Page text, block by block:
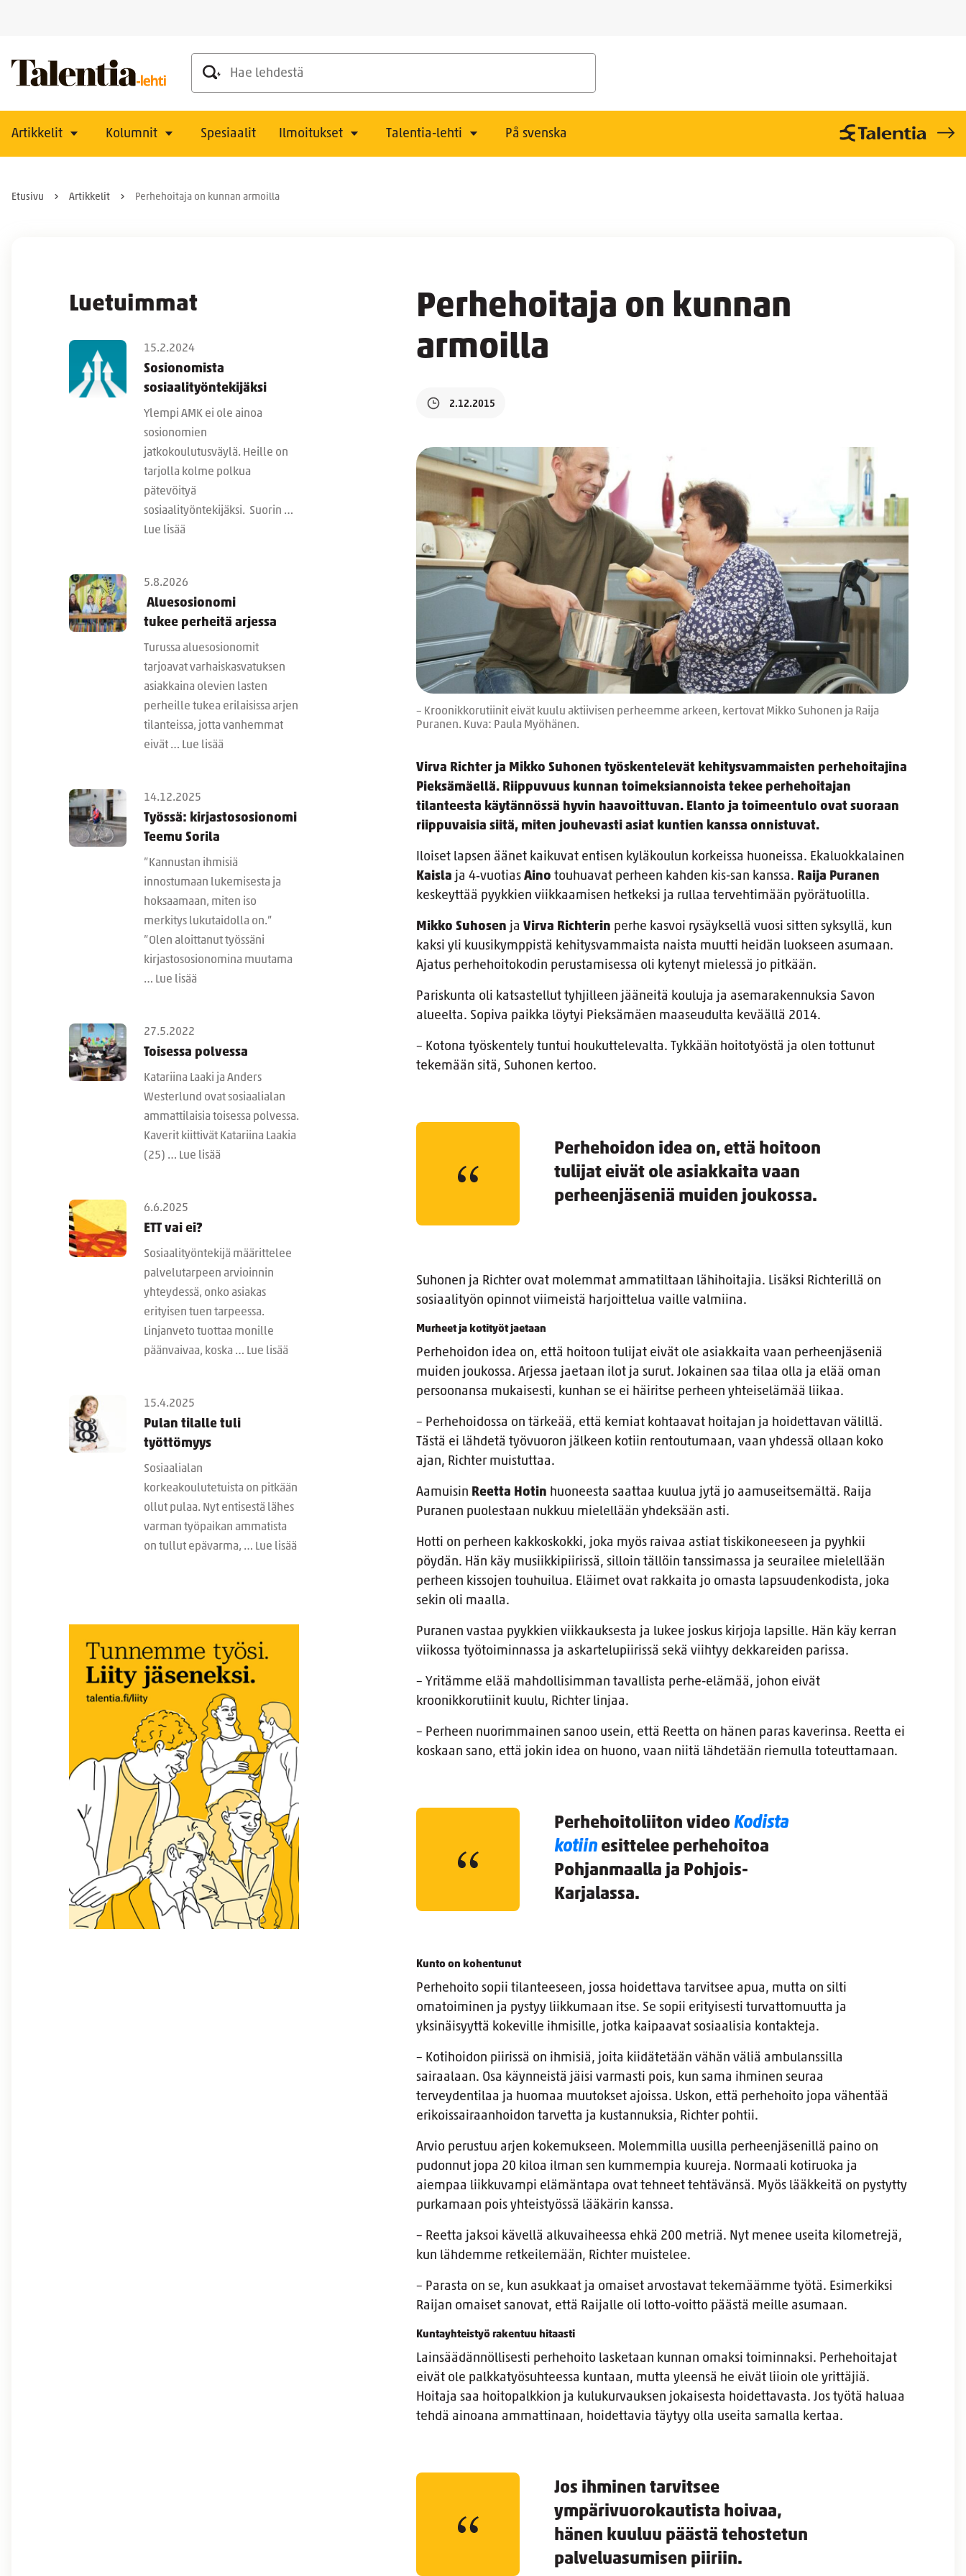
Hae lehdestä
Artikkelit Kolumnit Spesiaalit Ilmoitukset Talentia-lehti På svenska
Etusivu Artikkelit Perhehoitaja on kunnan armoilla
Luetuimmat
15.2.2024
Sosionomista
sosiaalityöntekijäksi
Ylempi AMK ei ole ainoa
sosionomien
jatkokoulutusväylä. Heille on
tarjolla kolme polkua
pätevöityä
sosiaalityöntekijäksi. Suorin …
Lue lisää
5.8.2026
Aluesosionomi
tukee perheitä arjessa
Turussa aluesosionomit
tarjoavat varhaiskasvatuksen
asiakkaina olevien lasten
perheille tukea erilaisissa arjen
tilanteissa, jotta vanhemmat
eivät … Lue lisää
14.12.2025
Työssä: kirjastososionomi
Teemu Sorila
”Kannustan ihmisiä
innostumaan lukemisesta ja
hoksaamaan, miten iso
merkitys lukutaidolla on.”
”Olen aloittanut työssäni
kirjastososionomina muutama
… Lue lisää
27.5.2022
Toisessa polvessa
Katariina Laaki ja Anders
Westerlund ovat sosiaalialan
ammattilaisia toisessa polvessa.
Kaverit kiittivät Katariina Laakia
(25) … Lue lisää
6.6.2025
ETT vai ei?
Sosiaalityöntekijä määrittelee
palvelutarpeen arvioinnin
yhteydessä, onko asiakas
erityisen tuen tarpeessa.
Linjanveto tuottaa monille
päänvaivaa, koska … Lue lisää
15.4.2025
Pulan tilalle tuli
työttömyys
Sosiaalialan
korkeakoulutetuista on pitkään
ollut pulaa. Nyt entisestä lähes
varman työpaikan ammatista
on tullut epävarma, … Lue lisää
Perhehoitaja on kunnan
armoilla
2.12.2015
– Kroonikkorutiinit eivät kuulu aktiivisen perheemme arkeen, kertovat Mikko Suhonen ja Raija
Puranen. Kuva: Paula Myöhänen.
Virva Richter ja Mikko Suhonen työskentelevät kehitysvammaisten perhehoitajina
Pieksämäellä. Riippuvuus kunnan toimeksiannoista tekee perhehoitajan
tilanteesta käytännössä hyvin haavoittuvan. Elanto ja toimeentulo ovat suoraan
riippuvaisia siitä, miten jouhevasti asiat kuntien kanssa onnistuvat.
Iloiset lapsen äänet kaikuvat entisen kyläkoulun korkeissa huoneissa. Ekaluokkalainen
Kaisla ja 4‑vuotias Aino touhuavat perheen kahden kis-san kanssa. Raija Puranen
keskeyttää pyykkien viikkaamisen hetkeksi ja rullaa tervehtimään pyörätuolilla.
Mikko Suhosen ja Virva Richterin perhe kasvoi rysäyksellä vuosi sitten syksyllä, kun
kaksi yli kuusikymppistä kehitysvammaista naista muutti heidän luokseen asumaan.
Ajatus perhehoitokodin perustamisessa oli kytenyt mielessä jo pitkään.
Pariskunta oli katsastellut tyhjilleen jääneitä kouluja ja asemarakennuksia Savon
alueelta. Sopiva paikka löytyi Pieksämäen maaseudulta keväällä 2014.
– Kotona työskentely tuntui houkuttelevalta. Tykkään hoitotyöstä ja olen tottunut
tekemään sitä, Suhonen kertoo.
Perhehoidon idea on, että hoitoon
tulijat eivät ole asiakkaita vaan
perheenjäseniä muiden joukossa.
Suhonen ja Richter ovat molemmat ammatiltaan lähihoitajia. Lisäksi Richterillä on
sosiaalityön opinnot viimeistä harjoittelua vaille valmiina.
Murheet ja kotityöt jaetaan
Perhehoidon idea on, että hoitoon tulijat eivät ole asiakkaita vaan perheenjäseniä
muiden joukossa. Arjessa jaetaan ilot ja surut. Jokainen saa tilaa olla ja elää oman
persoonansa mukaisesti, kunhan se ei häiritse perheen yhteiselämää liikaa.
– Perhehoidossa on tärkeää, että kemiat kohtaavat hoitajan ja hoidettavan välillä.
Tästä ei lähdetä työvuoron jälkeen kotiin rentoutumaan, vaan yhdessä ollaan koko
ajan, Richter muistuttaa.
Aamuisin Reetta Hotin huoneesta saattaa kuulua jytä jo aamuseitsemältä. Raija
Puranen puolestaan nukkuu mielellään yhdeksään asti.
Hotti on perheen kakkoskokki, joka myös raivaa astiat tiskikoneeseen ja pyyhkii
pöydän. Hän käy musiikkipiirissä, silloin tällöin tanssimassa ja seurailee mielellään
perheen kissojen touhuilua. Eläimet ovat rakkaita jo omasta lapsuudenkodista, joka
sekin oli maalla.
Puranen vastaa pyykkien viikkauksesta ja lukee joskus kirjoja lapsille. Hän käy kerran
viikossa työtoiminnassa ja askartelupiirissä sekä viihtyy dekkareiden parissa.
– Yritämme elää mahdollisimman tavallista perhe-elämää, johon eivät
kroonikkorutiinit kuulu, Richter linjaa.
– Perheen nuorimmainen sanoo usein, että Reetta on hänen paras kaverinsa. Reetta ei
koskaan sano, että jokin idea on huono, vaan niitä lähdetään riemulla toteuttamaan.
Perhehoitoliiton video Kodista
kotiin esittelee perhehoitoa
Pohjanmaalla ja Pohjois-
Karjalassa.
Kunto on kohentunut
Perhehoito sopii tilanteeseen, jossa hoidettava tarvitsee apua, mutta on silti
omatoiminen ja pystyy liikkumaan itse. Se sopii erityisesti turvattomuutta ja
yksinäisyyttä kokeville ihmisille, jotka kaipaavat sosiaalisia kontakteja.
– Kotihoidon piirissä on ihmisiä, joita kiidätetään vähän väliä ambulanssilla
sairaalaan. Osa käynneistä jäisi varmasti pois, kun sama ihminen seuraa
terveydentilaa ja huomaa muutokset ajoissa. Uskon, että perhehoito jopa vähentää
erikoissairaanhoidon tarvetta ja kustannuksia, Richter pohtii.
Arvio perustuu arjen kokemukseen. Molemmilla uusilla perheenjäsenillä paino on
pudonnut jopa 20 kiloa ilman sen kummempia kuureja. Normaali kotiruoka ja
aiempaa liikkuvampi elämäntapa ovat tehneet tehtävänsä. Myös lääkkeitä on pystytty
purkamaan pois yhteistyössä lääkärin kanssa.
– Reetta jaksoi kävellä alkuvaiheessa ehkä 200 metriä. Nyt menee useita kilometrejä,
kun lähdemme retkeilemään, Richter muistelee.
– Parasta on se, kun asukkaat ja omaiset arvostavat tekemäämme työtä. Esimerkiksi
Raijan omaiset sanovat, että Raijalle oli lotto-voitto päästä meille asumaan.
Kuntayhteistyö rakentuu hitaasti
Lainsäädännöllisesti perhehoito lasketaan kunnan omaksi toiminnaksi. Perhehoitajat
eivät ole palkkatyösuhteessa kuntaan, mutta yleensä he eivät liioin ole yrittäjiä.
Hoitaja saa hoitopalkkion ja kulukurvauksen jokaisesta hoidettavasta. Jos työtä haluaa
tehdä ainoana ammattinaan, hoidettavia täytyy olla useita samalla kertaa.
Jos ihminen tarvitsee
ympärivuorokautista hoivaa,
hänen kuuluu päästä tehostetun
palveluasumisen piiriin.